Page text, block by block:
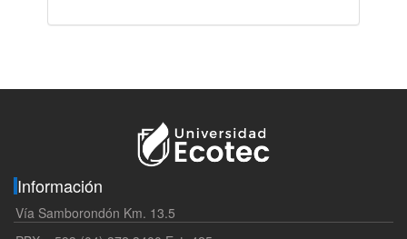
Información
Vía Samborondón Km. 13.5